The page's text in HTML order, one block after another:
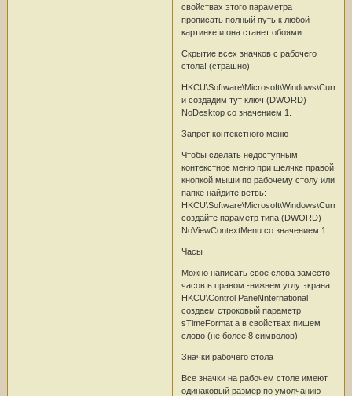
свойствах этого параметра
прописать полный путь к любой
картинке и она станет обоями.
Скрытие всех значков с рабочего
стола! (страшно)
и создадим тут ключ (DWORD)
NoDesktop со значением 1.
Запрет контекстного меню
Чтобы сделать недоступным
контекстное меню при щелчке правой
кнопкой мыши по рабочему столу или
папке найдите ветвь:
создайте параметр типа (DWORD)
NoViewContextMenu со значением 1.
Часы
Можно написать своё слова заместо
часов в правом -нижнем углу экрана
HKCU\Control Panel\International
создаем строковый параметр
sTimeFormat а в свойствах пишем
слово (не более 8 символов)
Значки рабочего стола
Все значки на рабочем столе имеют
одинаковый размер по умолчанию